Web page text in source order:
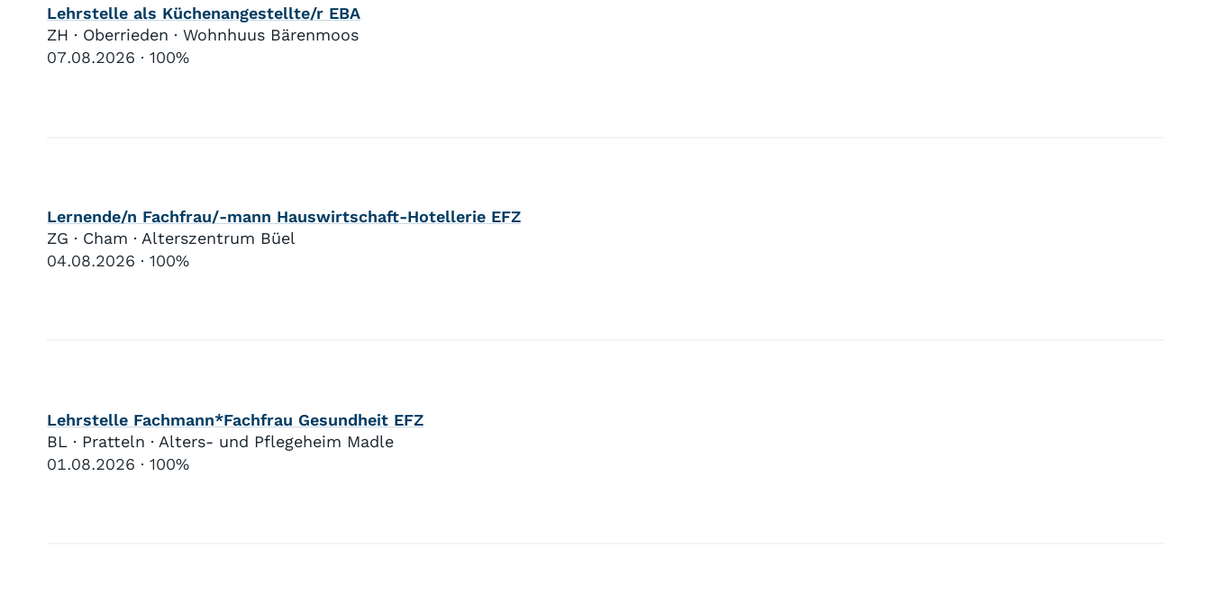
Lehrstelle als Küchenangestellte/r EBA
ZH · Oberrieden · Wohnhuus Bärenmoos
07.08.2026
100%
Lernende/n Fachfrau/-mann Hauswirtschaft-Hotellerie EFZ
ZG · Cham · Alterszentrum Büel
04.08.2026
100%
Lehrstelle Fachmann*Fachfrau Gesundheit EFZ
BL · Pratteln · Alters- und Pflegeheim Madle
01.08.2026
100%